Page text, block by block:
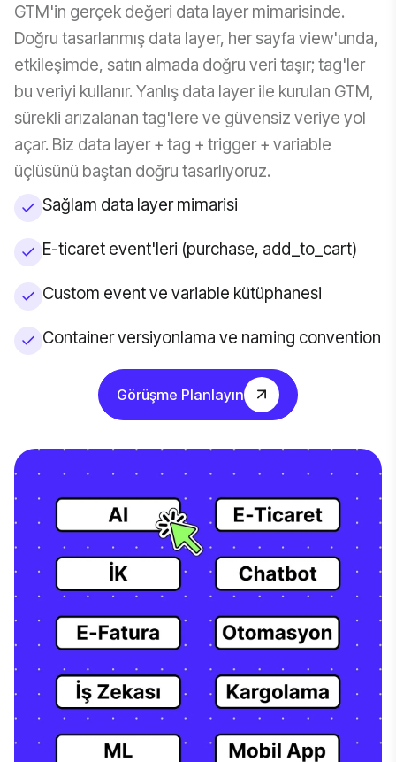
GTM'in gerçek değeri data layer mimarisinde.
Doğru tasarlanmış data layer, her sayfa view'unda,
etkileşimde, satın almada doğru veri taşır; tag'ler
bu veriyi kullanır. Yanlış data layer ile kurulan GTM,
sürekli arızalanan tag'lere ve güvensiz veriye yol
açar. Biz data layer + tag + trigger + variable
üçlüsünü baştan doğru tasarlıyoruz.
Sağlam data layer mimarisi
E-ticaret event'leri (purchase, add_to_cart)
Custom event ve variable kütüphanesi
Container versiyonlama ve naming convention
Görüşme Planlayın